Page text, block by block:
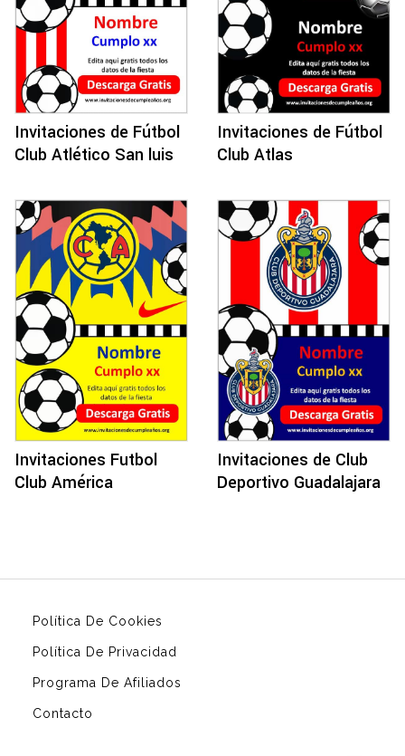
Invitaciones de Fútbol
Club Atlético San luis
Invitaciones de Fútbol
Club Atlas
Invitaciones Futbol
Club América
Invitaciones de Club
Deportivo Guadalajara
Política De Cookies
Política De Privacidad
Programa De Afiliados
Contacto